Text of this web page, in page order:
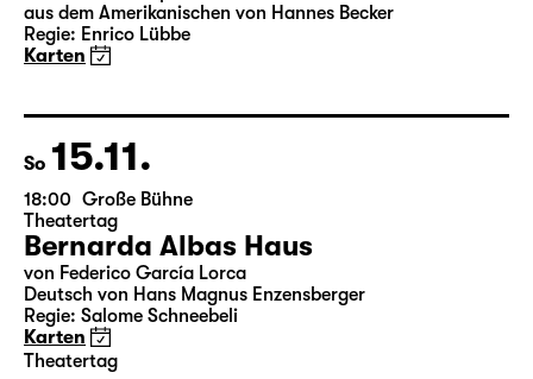
15:00 Große Bühne
Das Vermächtnis
(The Inheritance)
Karten
So 15.11.
18:00 Große Bühne
Theatertag
Bernarda Albas Haus
von Federico García Lorca